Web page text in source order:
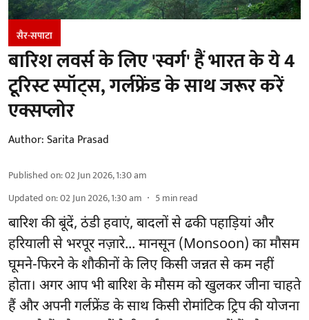
सैर-सपाटा
बारिश लवर्स के लिए 'स्वर्ग' हैं भारत के ये 4
टूरिस्ट स्पॉट्स, गर्लफ्रेंड के साथ जरूर करें
एक्सप्लोर
Author:Sarita Prasad
Published on:02 Jun 2026, 1:30 am
Updated on:02 Jun 2026, 1:30 am 5min read
बारिश की बूंदें, ठंडी हवाएं, बादलों से ढकी पहाड़ियां और
हरियाली से भरपूर नज़ारे... मानसून (Monsoon) का मौसम
घूमने-फिरने के शौकीनों के लिए किसी जन्नत से कम नहीं
होता। अगर आप भी बारिश के मौसम को खुलकर जीना चाहते
हैं और अपनी गर्लफ्रेंड के साथ किसी रोमांटिक ट्रिप की योजना